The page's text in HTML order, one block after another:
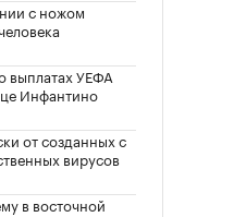
с ножом
выплатах УЕФА
Инфантино
от созданных с
вирусов
в восточной